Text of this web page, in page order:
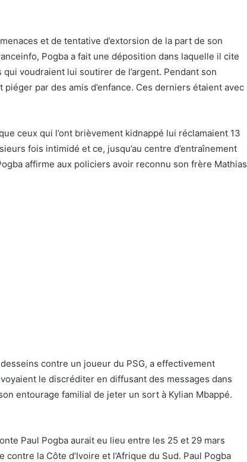
et de tentative d’extorsion de la part de son
Pogba a fait une déposition dans laquelle il cite
voudraient lui soutirer de l’argent. Pendant son
piéger par des amis d’enfance. Ces derniers étaient avec
ceux qui l’ont brièvement kidnappé lui réclamaient 13
fois intimidé et ce, jusqu’au centre d’entraînement
affirme aux policiers avoir reconnu son frère Mathias
contre un joueur du PSG, a effectivement
le discréditer en diffusant des messages dans
entourage familial de jeter un sort à Kylian Mbappé.
Paul Pogba aurait eu lieu entre les 25 et 29 mars
la Côte d’Ivoire et l’Afrique du Sud. Paul Pogba